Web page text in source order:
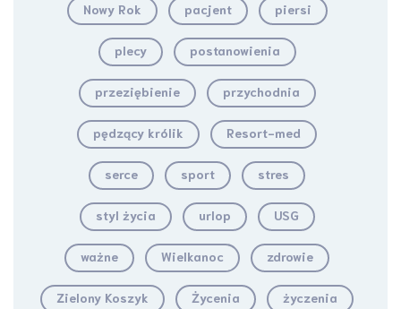
Nowy Rok pacjent piersi
plecy postanowienia
przeziębienie przychodnia
pędzący królik Resort-med
serce sport stres
styl życia urlop USG
ważne Wielkanoc zdrowie
Zielony Koszyk Życenia życzenia